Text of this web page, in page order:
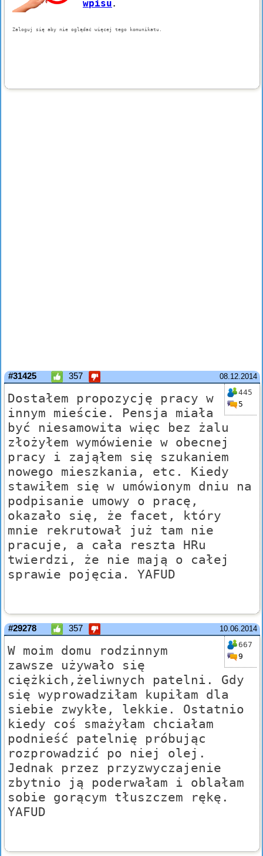
08.12.2014
#31425 357
445
5
Dostałem propozycję pracy w
innym mieście. Pensja miała
być niesamowita więc bez żalu
złożyłem wymówienie w obecnej
pracy i zająłem się szukaniem
nowego mieszkania, etc. Kiedy
stawiłem się w umówionym dniu na
podpisanie umowy o pracę,
okazało się, że facet, który
mnie rekrutował już tam nie
pracuje, a cała reszta HRu
twierdzi, że nie mają o całej
sprawie pojęcia. YAFUD
10.06.2014
#29278 357
667
9
W moim domu rodzinnym
zawsze używało się
ciężkich,żeliwnych patelni. Gdy
się wyprowadziłam kupiłam dla
siebie zwykłe, lekkie. Ostatnio
kiedy coś smażyłam chciałam
podnieść patelnię próbując
rozprowadzić po niej olej.
Jednak przez przyzwyczajenie
zbytnio ją poderwałam i oblałam
sobie gorącym tłuszczem rękę.
YAFUD